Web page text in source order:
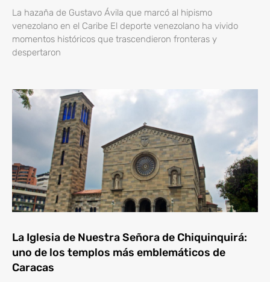
La hazaña de Gustavo Ávila que marcó al hipismo
venezolano en el Caribe El deporte venezolano ha vivido
momentos históricos que trascendieron fronteras y
despertaron
La Iglesia de Nuestra Señora de Chiquinquirá:
uno de los templos más emblemáticos de
Caracas